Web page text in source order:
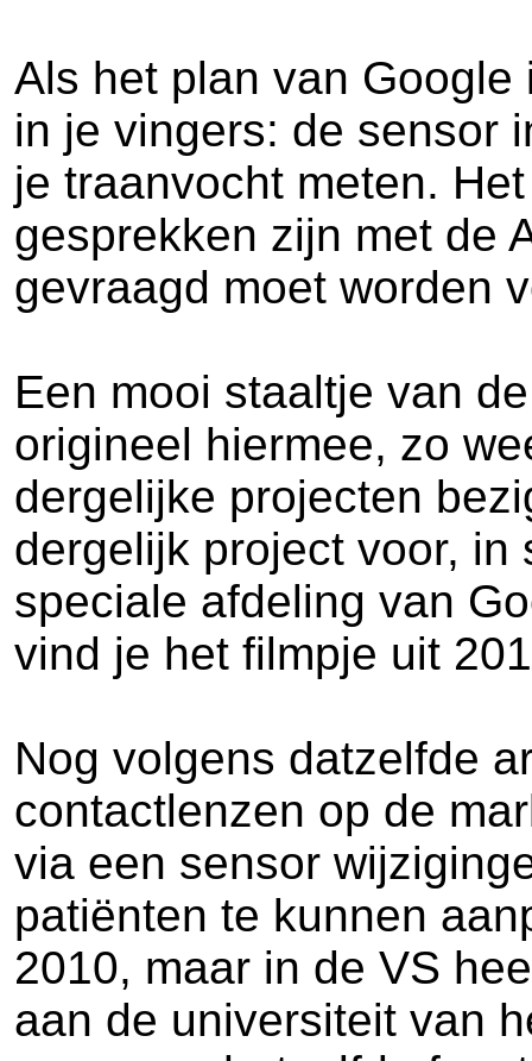
Als het plan van
in je vingers: de sensor
je traanvocht meten.
gesprekken zijn met de
gevraagd moet worden
Een mooi staaltje van
origineel hiermee, zo
dergelijke projecten
dergelijk project voor, in
speciale afdeling van
vind je het filmpje uit
Nog volgens datzelfde
contactlenzen op de
via een sensor
patiënten te kunnen
2010, maar in de VS
aan de universiteit van